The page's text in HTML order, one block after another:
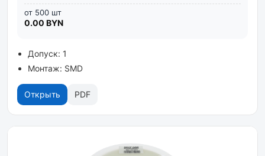
от 500 шт
0.00 BYN
Допуск: 1
Монтаж: SMD
Открыть PDF